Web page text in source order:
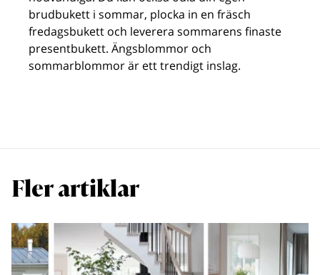
brudbukett i sommar, plocka in en fräsch
fredagsbukett och leverera sommarens finaste
presentbukett. Ängsblommor och
sommarblommor är ett trendigt inslag.
Fler artiklar